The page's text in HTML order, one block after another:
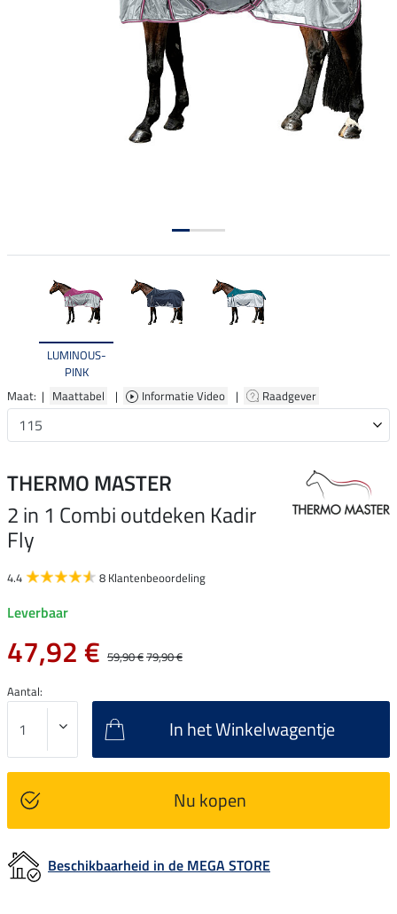
LUMINOUS-
PINK
Maat: | Maattabel | Informatie Video | Raadgever
THERMO MASTER
2 in 1 Combi outdeken Kadir
Fly
4.4 8 Klantenbeoordeling
Leverbaar
47,92 € 59,90 €79,90 €
Aantal:
In het Winkelwagentje
Nu kopen
Beschikbaarheid in de MEGA STORE